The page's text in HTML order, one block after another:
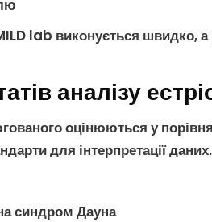
lab виконується швидко, а
аналізу
оцінюються у
для інтерпретації даних.
синдром Дауна